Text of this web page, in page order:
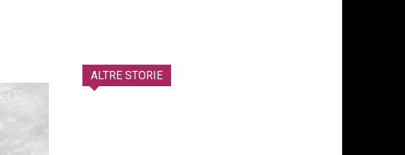
ALTRE STORIE